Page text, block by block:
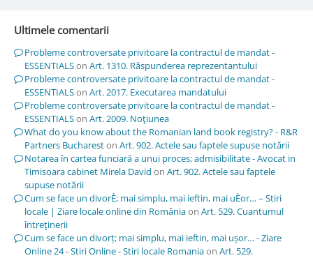
Ultimele comentarii
Probleme controversate privitoare la contractul de mandat -
ESSENTIALSon Art. 1310. Răspunderea reprezentantului
Probleme controversate privitoare la contractul de mandat -
ESSENTIALSon Art. 2017. Executarea mandatului
Probleme controversate privitoare la contractul de mandat -
ESSENTIALSon Art. 2009. Noţiunea
What do you know about the Romanian land book registry? - R&R
Partners Buchareston Art. 902. Actele sau faptele supuse notării
Notarea în cartea funciară a unui proces; admisibilitate - Avocat in
Timisoara cabinet Mirela David on Art. 902. Actele sau faptele
supuse notării
Cum se face un divorÈ; mai simplu, mai ieftin, mai uÈor… – Stiri
locale | Ziare locale online din Româniaon Art. 529. Cuantumul
întreţinerii
Cum se face un divorț; mai simplu, mai ieftin, mai ușor… - Ziare
Online 24 - Stiri Online - Stiri locale Romaniaon Art. 529.